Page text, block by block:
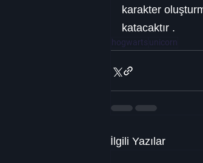
karakter
katacaktır .
hogwarts unicorn
İlgili Yazılar